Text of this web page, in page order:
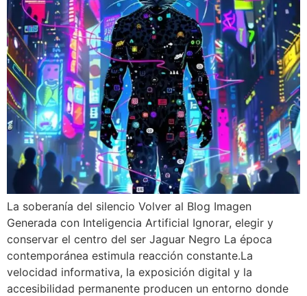
La soberanía del silencio Volver al Blog Imagen
Generada con Inteligencia Artificial Ignorar, elegir y
conservar el centro del ser Jaguar Negro La época
contemporánea estimula reacción constante.La
velocidad informativa, la exposición digital y la
accesibilidad permanente producen un entorno donde